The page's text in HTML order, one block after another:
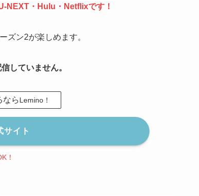
NEXT・Hulu・Netflixです！
ズン2が楽しめます。
していません。
ならLemino！
サイト
！